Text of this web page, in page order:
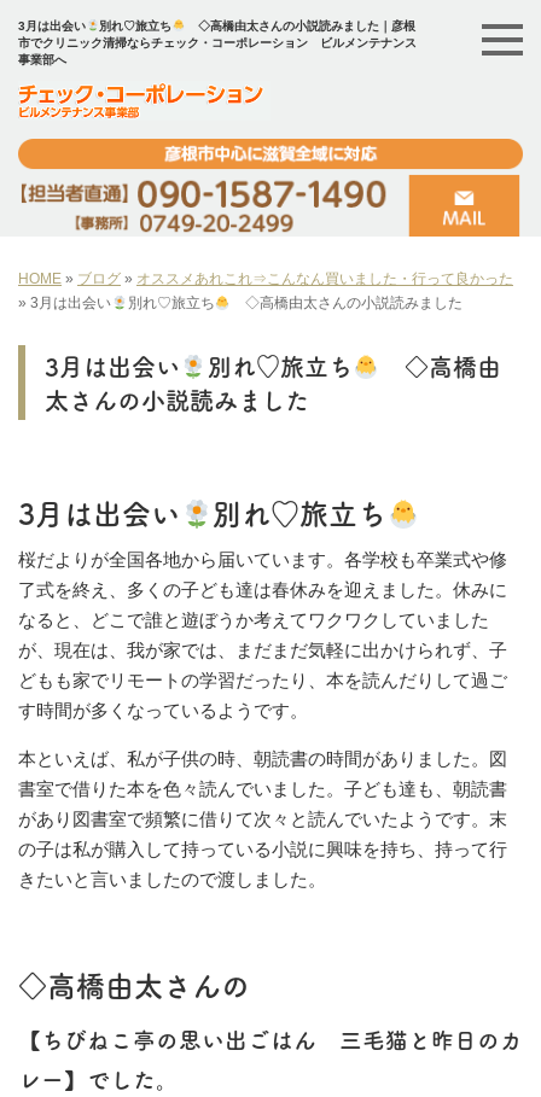
3月は出会い 別れ♡旅立ち
◇高橋由太さんの小説読みました｜彦根
市でクリニック清掃ならチェック・コーポレーション ビルメンテナンス
事業部へ
HOME » ブログ » オススメあれこれ⇒こんなん買いました・行って良かった
» 3月は出会い 別れ♡旅立ち ◇高橋由太さんの小説読みました
3月は出会い 別れ♡旅立ち
◇高橋由
太さんの小説読みました
3月は出会い 別れ♡旅立ち
桜だよりが全国各地から届いています。各学校も卒業式や修
了式を終え、多くの子ども達は春休みを迎えました。休みに
なると、どこで誰と遊ぼうか考えてワクワクしていました
が、現在は、我が家では、まだまだ気軽に出かけられず、子
どもも家でリモートの学習だったり、本を読んだりして過ご
す時間が多くなっているようです。
本といえば、私が子供の時、朝読書の時間がありました。図
書室で借りた本を色々読んでいました。子ども達も、朝読書
があり図書室で頻繁に借りて次々と読んでいたようです。末
の子は私が購入して持っている小説に興味を持ち、持って行
きたいと言いましたので渡しました。
◇高橋由太さんの
【ちびねこ亭の思い出ごはん 三毛猫と昨日のカ
レー】でした。